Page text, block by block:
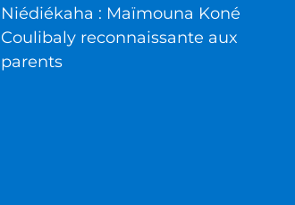
Niédiékaha : Maïmouna Koné
Coulibaly reconnaissante aux
parents